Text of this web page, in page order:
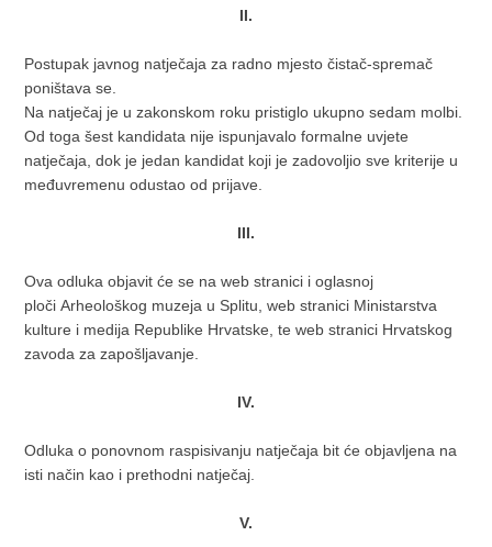
II.
Postupak javnog natječaja za radno mjesto čistač-spremač
poništava se.
Na natječaj je u zakonskom roku pristiglo ukupno sedam molbi.
Od toga šest kandidata nije ispunjavalo formalne uvjete
natječaja, dok je jedan kandidat koji je zadovoljio sve kriterije u
međuvremenu odustao od prijave.
III.
Ova odluka objavit će se na web stranici i oglasnoj
ploči Arheološkog muzeja u Splitu, web stranici Ministarstva
kulture i medija Republike Hrvatske, te web stranici Hrvatskog
zavoda za zapošljavanje.
IV.
Odluka o ponovnom raspisivanju natječaja bit će objavljena na
isti način kao i prethodni natječaj.
V.